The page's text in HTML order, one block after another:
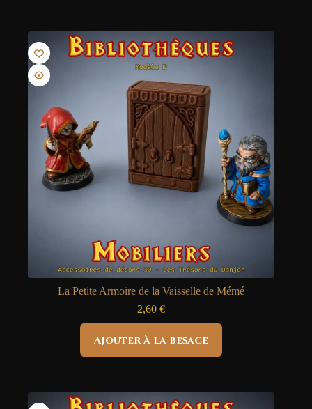
La Petite Armoire de la Vaisselle de Mémé
2,60€
Ajouter à la besace